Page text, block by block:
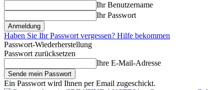
Ihr Benutzername
Ihr Passwort
Haben Sie Ihr Passwort vergessen? Hilfe bekommen
Passwort-Wiederherstellung
Passwort zurücksetzen
Ihre E-Mail-Adresse
Ein Passwort wird Ihnen per Email zugeschickt.